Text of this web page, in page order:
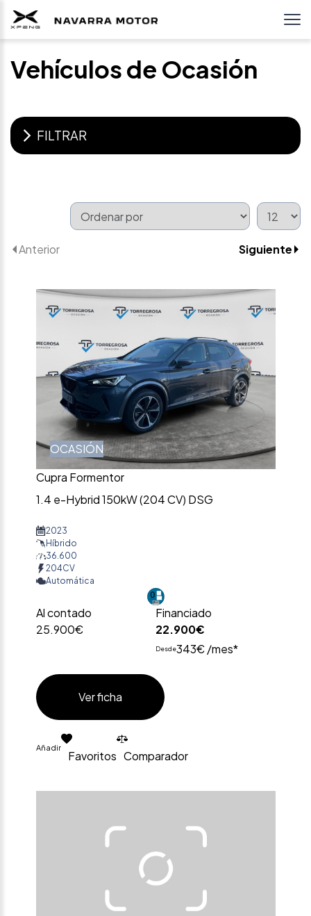
Vehículos de Ocasión
FILTRAR
Anterior Siguiente
OCASIÓN
Cupra Formentor
1.4 e-Hybrid 150kW (204 CV) DSG
2023
Híbrido
36.600
204CV
Automática
Al contado
25.900€
Financiado
22.900€
Desde343€ /mes*
Ver ficha
Añadir
Favoritos Comparador